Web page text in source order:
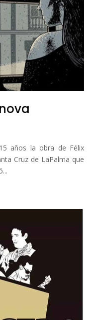
años la obra de Félix
Cruz de LaPalma que